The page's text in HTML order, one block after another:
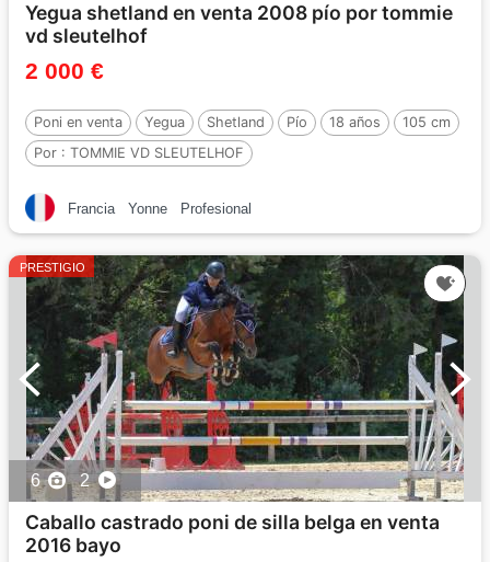
Yegua shetland en venta 2008 pío por tommie
vd sleutelhof
2 000 €
Poni en venta Yegua Shetland Pío 18 años
105 cm
Por : TOMMIE VD SLEUTELHOF
Francia Yonne Profesional
PRESTIGIO
6 2
Caballo castrado poni de silla belga en venta
2016 bayo